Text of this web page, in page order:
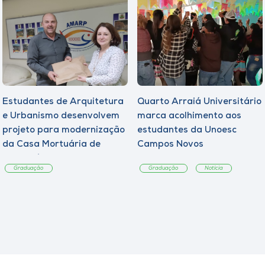
Estudantes de Arquitetura
e Urbanismo desenvolvem
projeto para modernização
da Casa Mortuária de
Graduação
Quarto Arraiá Universitário
marca acolhimento aos
estudantes da Unoesc
Campos Novos
Graduação Notícia